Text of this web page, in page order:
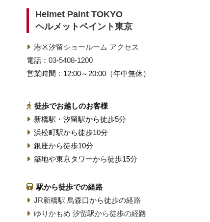
Helmet Paint TOKYO
ヘルメットペイント東京
港区汐留ショールーム アクセス
電話： 03-5408-1200
営業時間：12:00～20:00（年中無休）
徒歩でお越しのお客様
新橋駅・汐留駅から徒歩5分
浜松町駅から徒歩10分
銀座から徒歩10分
築地や東京タワーから徒歩15分
駅から徒歩での経路
JR新橋駅 鳥森口から徒歩の経路
ゆりかもめ 汐留駅から徒歩の経路